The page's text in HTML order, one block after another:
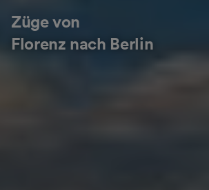
Züge von
Florenz nach Berlin